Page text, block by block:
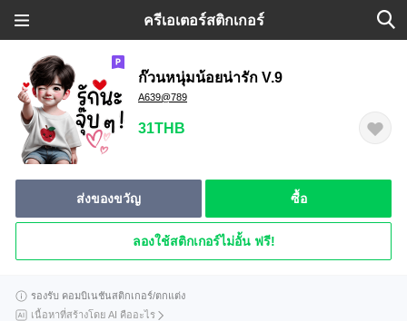
ครีเอเตอร์สติกเกอร์
ก๊วนหนุ่มน้อยน่ารัก V.9
A639@789
31THB
ส่งของขวัญ ซื้อ
ลองใช้สติกเกอร์ไม่อั้น ฟรี!
รองรับ คอมบิเนชันสติกเกอร์/ตกแต่ง
เนื้อหาที่สร้างโดย AI คืออะไร